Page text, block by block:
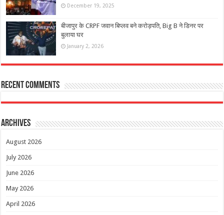
December 19, 2025
बीजापुर के CRPF जवान बिप्लव बने करोड़पति, Big B ने डिनर पर
बुलाया घर
January 2, 2026
Recent Comments
Archives
August 2026
July 2026
June 2026
May 2026
April 2026